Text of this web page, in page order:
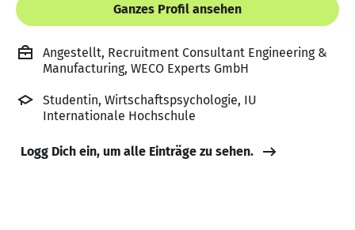
Ganzes Profil ansehen
Angestellt, Recruitment Consultant Engineering &
Manufacturing, WECO Experts GmbH
Studentin, Wirtschaftspsychologie, IU
Internationale Hochschule
Logg Dich ein, um alle Einträge zu sehen.